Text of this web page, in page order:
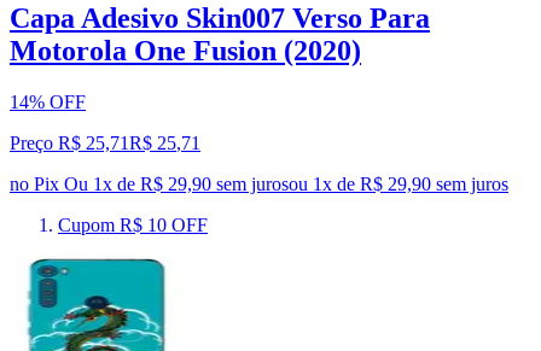
Capa Adesivo Skin007 Verso Para
Motorola One Fusion (2020)
14% OFF
Preço R$ 25,71R$ 25,71
no Pix Ou 1x de R$ 29,90 sem jurosou 1x de R$ 29,90 sem juros
Cupom R$ 10 OFF